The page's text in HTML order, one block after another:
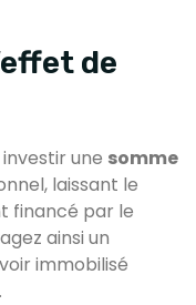
de
une somme
laissant le
financé par le
ainsi un
immobilisé